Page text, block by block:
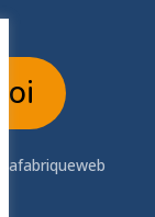
Lafabriqueweb